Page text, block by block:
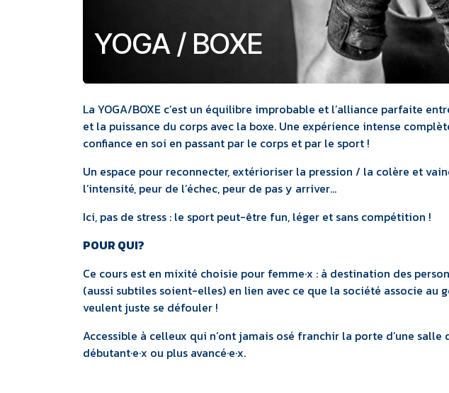
YOGA / BOXE
La YOGA/BOXE c’est un équilibre improbable et l’alliance parfaite
et la puissance du corps avec la boxe. Une expérience intense
confiance en soi en passant par le corps et par le sport !
Un espace pour reconnecter, extérioriser la pression / la colère et
l’intensité, peur de l’échec, peur de pas y arriver…
Ici, pas de stress : le sport peut-être fun, léger et sans compétition !
POUR QUI?
Ce cours est en mixité choisie pour femme·x : à destination des
(aussi subtiles soient-elles) en lien avec ce que la société associe au
veulent juste se défouler !
Accessible à celleux qui n’ont jamais osé franchir la porte d’une salle
débutant·e·x ou plus avancé·e·x.